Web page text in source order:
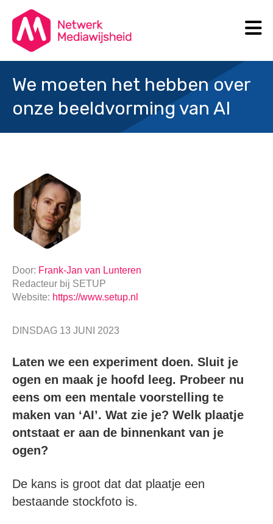
We moeten het hebben over
onze beeldvorming van AI
Door: Frank-Jan van Lunteren
Redacteur bij SETUP
Website: https://www.setup.nl
DINSDAG 13 JUNI 2023
Laten we een experiment doen. Sluit je
ogen en maak je hoofd leeg. Probeer nu
eens om een mentale voorstelling te
maken van ‘AI’. Wat zie je? Welk plaatje
ontstaat er aan de binnenkant van je
ogen?
De kans is groot dat dat plaatje een
bestaande stockfoto is.